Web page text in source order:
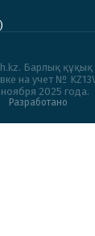
Барлық құқық
на учет №
2025 года.
Разработано